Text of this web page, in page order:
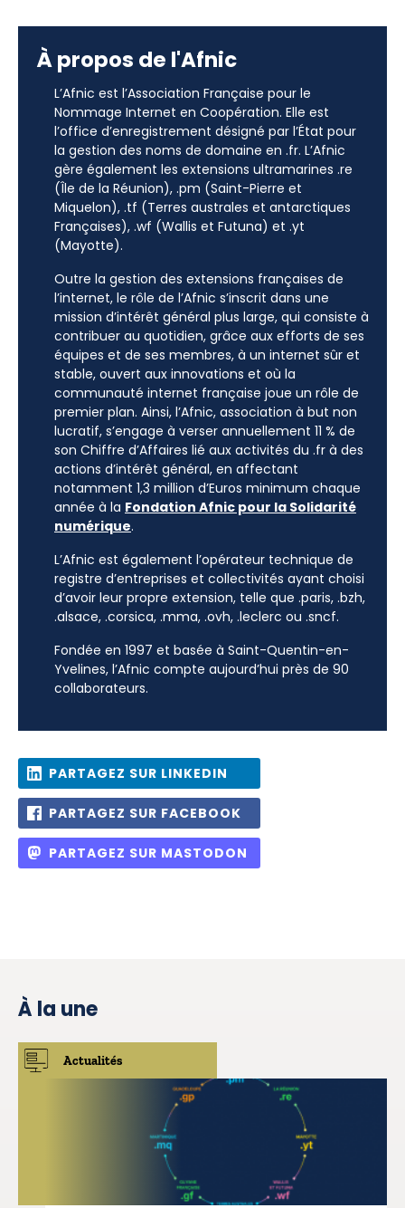
À propos de l'Afnic
L’Afnic est l’Association Française pour le
Nommage Internet en Coopération. Elle est
l’office d’enregistrement désigné par l’État pour
la gestion des noms de domaine en .fr. L’Afnic
gère également les extensions ultramarines .re
(Île de la Réunion), .pm (Saint-Pierre et
Miquelon), .tf (Terres australes et antarctiques
Françaises), .wf (Wallis et Futuna) et .yt
(Mayotte).
Outre la gestion des extensions françaises de
l’internet, le rôle de l’Afnic s’inscrit dans une
mission d’intérêt général plus large, qui consiste à
contribuer au quotidien, grâce aux efforts de ses
équipes et de ses membres, à un internet sûr et
stable, ouvert aux innovations et où la
communauté internet française joue un rôle de
premier plan. Ainsi, l’Afnic, association à but non
lucratif, s’engage à verser annuellement 11 % de
son Chiffre d’Affaires lié aux activités du .fr à des
actions d’intérêt général, en affectant
notamment 1,3 million d’Euros minimum chaque
année à la Fondation Afnic pour la Solidarité
numérique.
L’Afnic est également l’opérateur technique de
registre d’entreprises et collectivités ayant choisi
d’avoir leur propre extension, telle que .paris, .bzh,
.alsace, .corsica, .mma, .ovh, .leclerc ou .sncf.
Fondée en 1997 et basée à Saint-Quentin-en-
Yvelines, l’Afnic compte aujourd’hui près de 90
collaborateurs.
PARTAGEZ SUR LINKEDIN
PARTAGEZ SUR FACEBOOK
PARTAGEZ SUR MASTODON
À la une
Actualités